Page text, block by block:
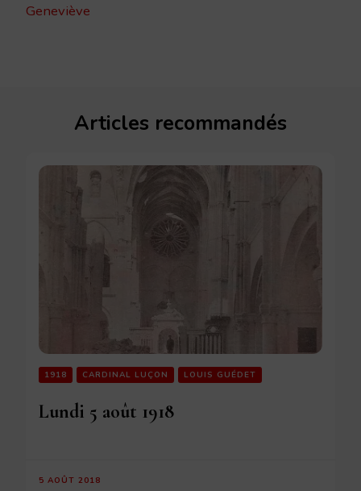
Geneviève
Articles recommandés
1918 CARDINAL LUÇON LOUIS GUÉDET
Lundi 5 août 1918
5 AOÛT 2018